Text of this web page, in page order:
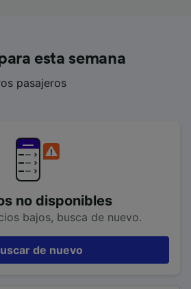
esta semana
pasajeros
no disponibles
bajos, busca de nuevo.
de nuevo